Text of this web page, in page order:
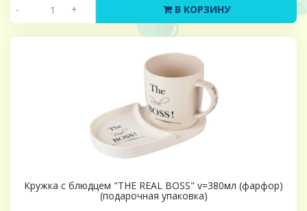
- + В КОРЗИНУ
Кружка с блюдцем "THE REAL BOSS" v=380мл (фарфор)
(подарочная упаковка)